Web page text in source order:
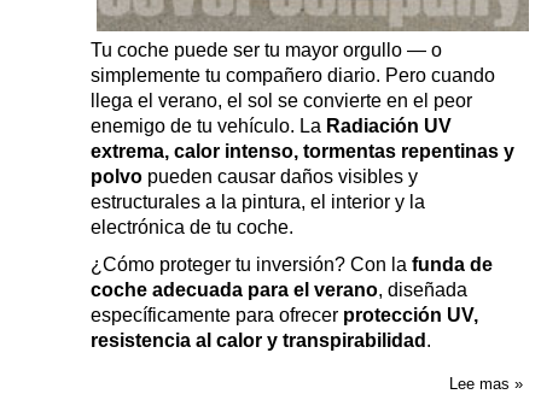
Tu coche puede ser tu mayor orgullo — o
simplemente tu compañero diario. Pero cuando
llega el verano, el sol se convierte en el peor
enemigo de tu vehículo. La Radiación UV
extrema, calor intenso, tormentas repentinas y
polvo pueden causar daños visibles y
estructurales a la pintura, el interior y la
electrónica de tu coche.
¿Cómo proteger tu inversión? Con la funda de
coche adecuada para el verano, diseñada
específicamente para ofrecer protección UV,
resistencia al calor y transpirabilidad .
Lee mas »